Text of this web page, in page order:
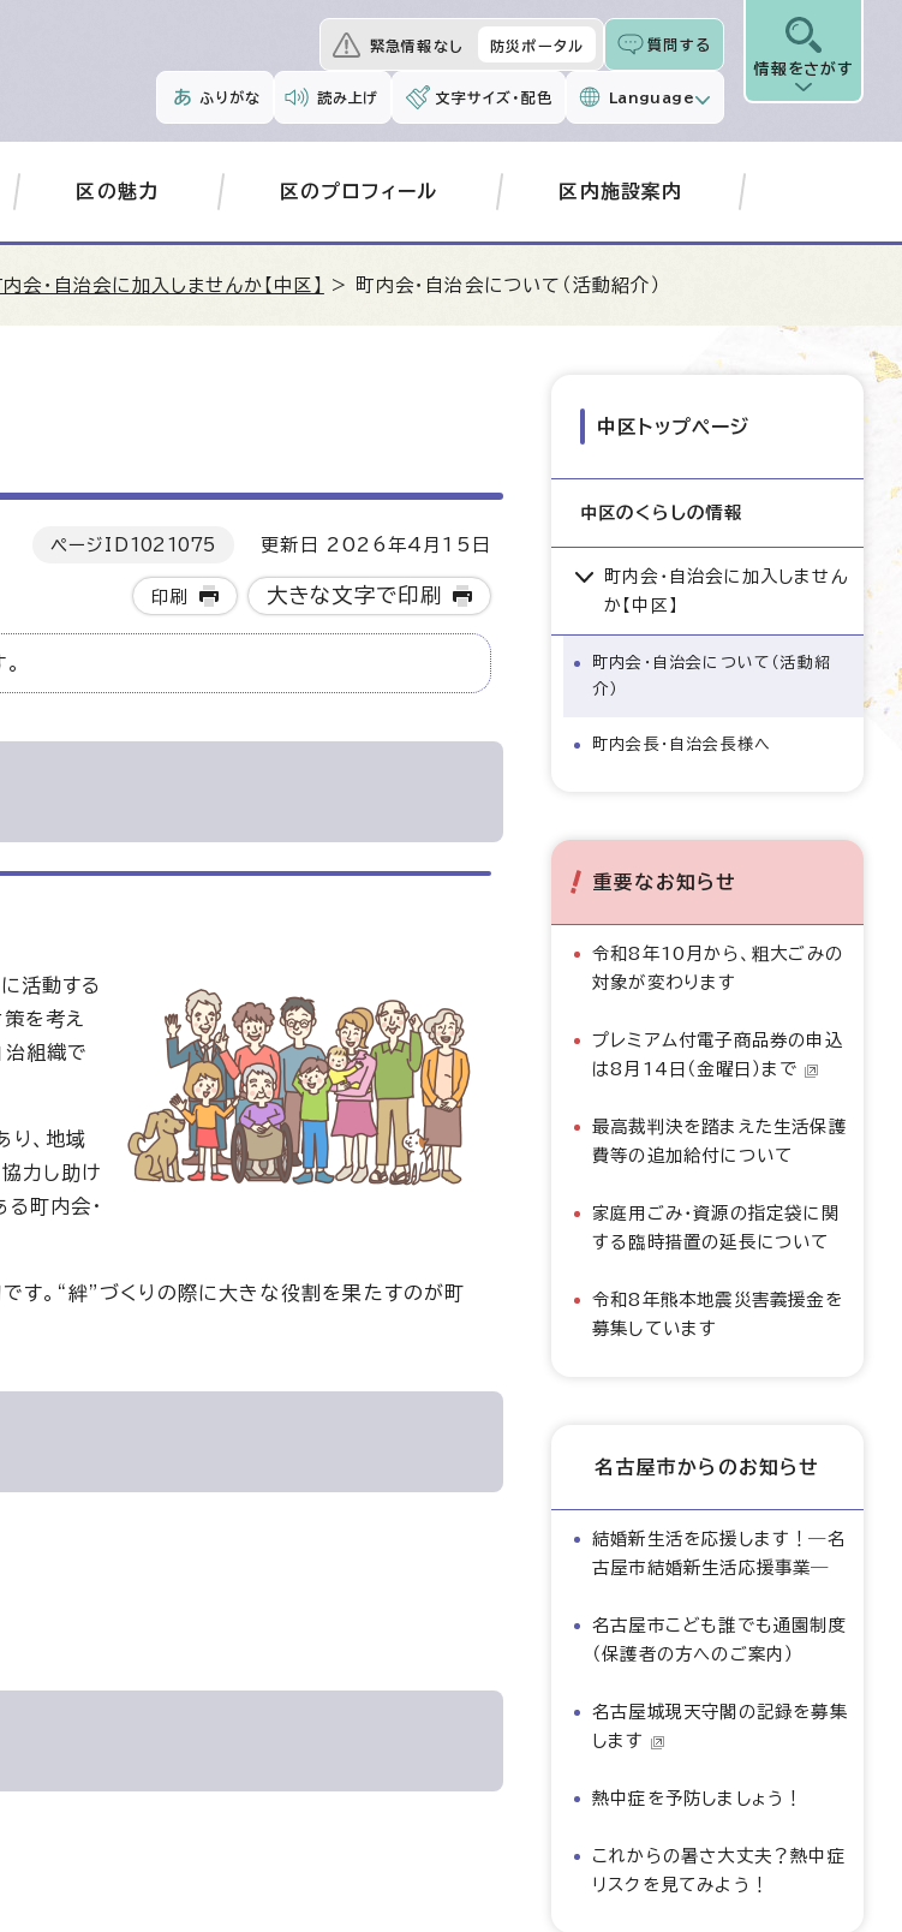
緊急情報なし 防災ポータル 質問する
ふりがな 読み上げ 文字サイズ・配色 Language
情報をさがす
区の魅力 区のプロフィール 区内施設案内
内会・自治会に加入しませんか【中区】 > 町内会・自治会について（活動紹介）
ページID 1021075 更新日 2026年4月15日
印刷 大きな文字で印刷
活動する
を考え
治組織で
り、地域
力し助け
町内会・
す。“絆”づくりの際に大きな役割を果たすのが町
中区トップページ
中区のくらしの情報
町内会・自治会に加入しません
か【中区】
町内会・自治会について（活動紹
介）
町内会長・自治会長様へ
重要なお知らせ
令和8年10月から、粗大ごみの
対象が変わります
プレミアム付電子商品券の申込
は8月14日（金曜日）まで
最高裁判決を踏まえた生活保護
費等の追加給付について
家庭用ごみ・資源の指定袋に関
する臨時措置の延長について
令和8年熊本地震災害義援金を
募集しています
名古屋市からのお知らせ
結婚新生活を応援します！―名
古屋市結婚新生活応援事業―
名古屋市こども誰でも通園制度
（保護者の方へのご案内）
名古屋城現天守閣の記録を募集
します
熱中症を予防しましょう！
これからの暑さ大丈夫？熱中症
リスクを見てみよう！